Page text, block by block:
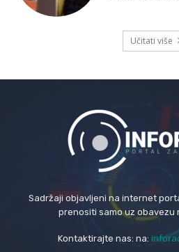
Učitati više
Sadržaji objavljeni na internet
prenositi samo uz obavezu
Kontaktirajte nas: na: